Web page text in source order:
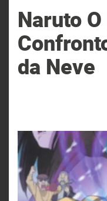
Naruto
da Neve